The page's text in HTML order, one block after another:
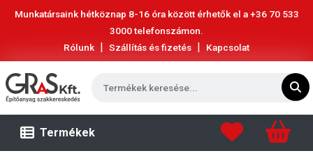
Munkatársaink hétköznap 8-16 óra között érhetők el a+36 70 533
3000telefonszámon.
Rólunk | Szállítás és fizetés | Kapcsolat
Termékek